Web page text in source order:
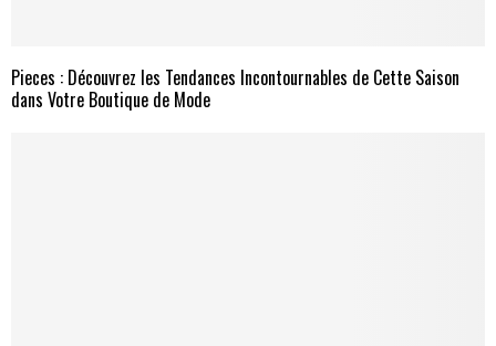
Pieces : Découvrez les Tendances Incontournables de Cette Saison
dans Votre Boutique de Mode